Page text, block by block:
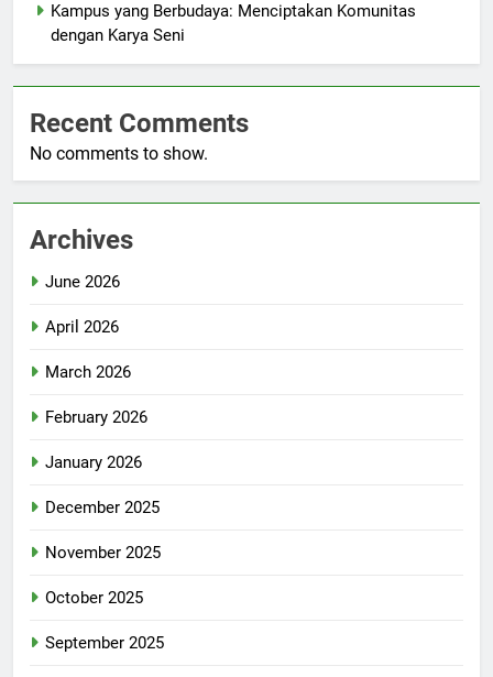
Kampus yang Berbudaya: Menciptakan Komunitas
dengan Karya Seni
Recent Comments
No comments to show.
Archives
June 2026
April 2026
March 2026
February 2026
January 2026
December 2025
November 2025
October 2025
September 2025